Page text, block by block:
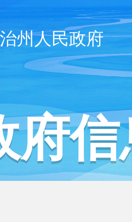
州人民政府
府